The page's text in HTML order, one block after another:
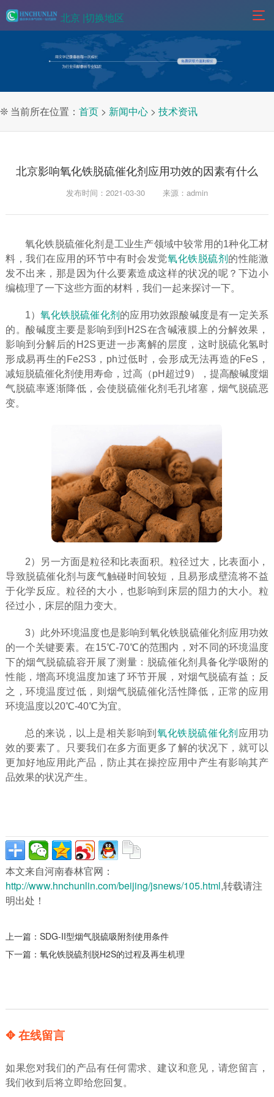
北京 |切换地区
❊ 当前所在位置： 首页 > 新闻中心 > 技术资讯
北京影响氧化铁脱硫催化剂应用功效的因素有什么
发布时间：2021-03-30 来源：admin
氧化铁脱硫催化剂是工业生产领域中较常用的1种化工材
料，我们在应用的环节中有时会发觉氧化铁脱硫剂 的性能激
发不出来，那是因为什么要素造成这样的状况的呢？下边小
编梳理了一下这些方面的材料，我们一起来探讨一下。
1）氧化铁脱硫催化剂 的应用功效跟酸碱度是有一定关系
的。酸碱度主要是影响到到H2S在含碱液膜上的分解效果，
影响到分解后的H2S更进一步离解的层度，这时脱硫化氢时
形成易再生的Fe2S3，ph过低时，会形成无法再造的FeS，
减短脱硫催化剂使用寿命，过高（pH超过9），提高酸碱度烟
气脱硫率逐渐降低，会使脱硫催化剂毛孔堵塞，烟气脱硫恶
变。
2）另一方面是粒径和比表面积。粒径过大，比表面小，
导致脱硫催化剂与废气触碰时间较短，且易形成壁流将不益
于化学反应。粒径的大小，也影响到床层的阻力的大小。粒
径过小，床层的阻力变大。
3）此外环境温度也是影响到氧化铁脱硫催化剂应用功效
的一个关键要素。在15℃-70℃的范围内，对不同的环境温度
下的烟气脱硫硫容开展了测量：脱硫催化剂具备化学吸附的
性能，增高环境温度加速了环节开展，对烟气脱硫有益；反
之，环境温度过低，则烟气脱硫催化活性降低，正常的应用
环境温度以20℃-40℃为宜。
总的来说，以上是相关影响到 氧化铁脱硫催化剂 应用功
效的要素了。只要我们在多方面更多了解的状况下，就可以
更加好地应用此产品，防止其在操控应用中产生有影响其产
品效果的状况产生。
本文来自河南春林官网：
http://www.hnchunlin.com/beijing/jsnews/105.html,转载请注
明出处！
上一篇： SDG-II型烟气脱硫吸附剂使用条件
下一篇： 氧化铁脱硫剂脱H2S的过程及再生机理
✥ 在线留言
如果您对我们的产品有任何需求、建议和意见，请您留言，
我们收到后将立即给您回复。